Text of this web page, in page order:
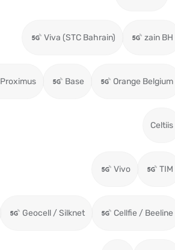
zain BH
Viva (STC Bahrain)
Orange Belgium
Base
Proximus
Celtiis
TIM
Vivo
Cellfie / Beeline
Geocell / Silknet